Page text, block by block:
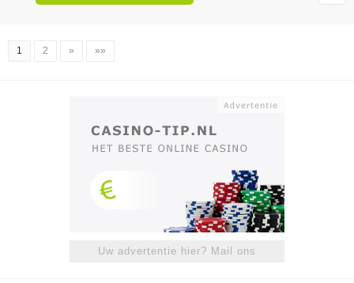
1 2 » »»
Uw advertentie hier? Mail ons